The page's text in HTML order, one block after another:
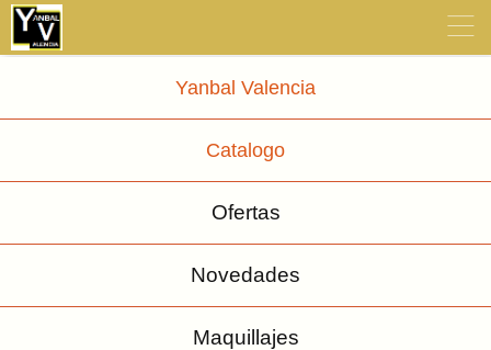
Yanbal Valencia
Catalogo
Ofertas
Novedades
Maquillajes
≡